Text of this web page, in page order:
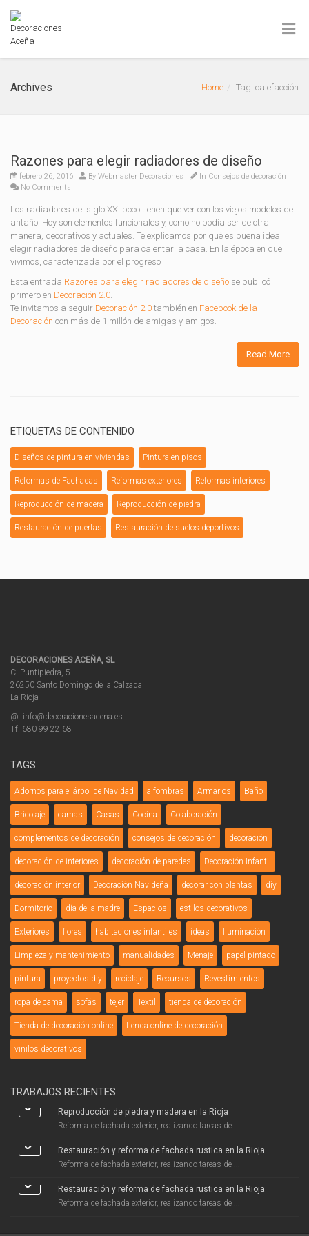
Archives Home Tag: calefacción
Razones para elegir radiadores de diseño
febrero 26, 2016 By Webmaster Decoraciones In Consejos de decoración
No Comments
Los radiadores del siglo XXI poco tienen que ver con los viejos modelos de
antaño. Hoy son elementos funcionales y, como no podía ser de otra
manera, decorativos y actuales. Te explicamos por qué es buena idea
elegir radiadores de diseño para calentar la casa. En la época en que
vivimos, caracterizada por el progreso
Esta entrada Razones para elegir radiadores de diseño se publicó
primero en Decoración 2.0.
Te invitamos a seguir Decoración 2.0 también en Facebook de la
Decoración con más de 1 millón de amigas y amigos.
Read More
ETIQUETAS DE CONTENIDO
Diseños de pintura en viviendas Pintura en pisos
Reformas de Fachadas Reformas exteriores Reformas interiores
Reproducción de madera Reproducción de piedra
Restauración de puertas Restauración de suelos deportivos
DECORACIONES ACEÑA, SL
C. Puntipiedra, 5
26250 Santo Domingo de la Calzada
La Rioja
@. info@decoracionesacena.es
Tf. 680 99 22 68
TAGS
Adornos para el árbol de Navidad alfombras Armarios Baño
Bricolaje camas Casas Cocina Colaboración
complementos de decoración consejos de decoración decoración
decoración de interiores decoración de paredes Decoración Infantil
decoración interior Decoración Navideña decorar con plantas diy
Dormitorio día de la madre Espacios estilos decorativos
Exteriores flores habitaciones infantiles ideas Iluminación
Limpieza y mantenimiento manualidades Menaje papel pintado
pintura proyectos diy reciclaje Recursos Revestimientos
ropa de cama sofás tejer Textil tienda de decoración
Tienda de decoración online tienda online de decoración
vinilos decorativos
TRABAJOS RECIENTES
Reproducción de piedra y madera en la Rioja
Reforma de fachada exterior, realizando tareas de ...
Restauración y reforma de fachada rustica en la Rioja
Reforma de fachada exterior, realizando tareas de ...
Restauración y reforma de fachada rustica en la Rioja
Reforma de fachada exterior, realizando tareas de ...